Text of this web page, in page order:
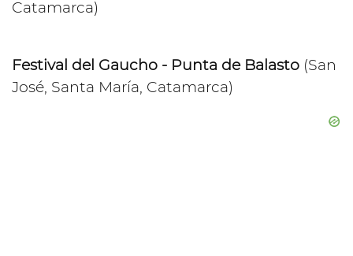
Catamarca)
Festival del Gaucho - Punta de Balasto (San
José, Santa María, Catamarca)